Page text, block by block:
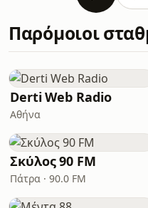
Παρόμοιοι
Derti Web Radio
Αθήνα
Σκύλος 90 FM
Πάτρα · 90.0 FM